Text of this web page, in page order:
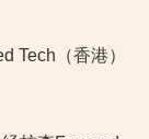
Tech（香港）